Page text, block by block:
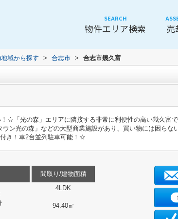
SEARCH
物件エリア検索 売
域から探す > 合志市 > 合志市幾久富
☆「光の森」エリアに隣接する非常に利便性の高い幾久富
ン光の森」などの大型商業施設があり、買い物には困ら
き！車2台並列駐車可能！☆
間取り/建物面積
4LDK
94.40㎡